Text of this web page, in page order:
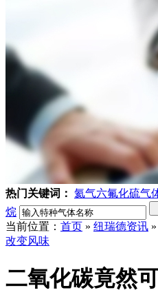
热门关键词： 氦气六氟化硫气
烷
当前位置： 首页 » 纽瑞德资讯 »
改变风味
二氧化碳竟然